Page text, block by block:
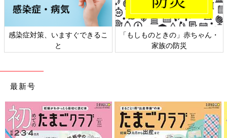
感染症対策、いますぐできるこ
と
「もしものときの」赤ちゃん・
家族の防災
最新号